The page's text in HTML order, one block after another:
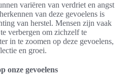
variëren van verdriet en angst
van deze gevoelens is
van herstel. Mensen zijn vaak
verbergen om zichzelf te
in te zoomen op deze gevoelens,
en groei.
onze gevoelens